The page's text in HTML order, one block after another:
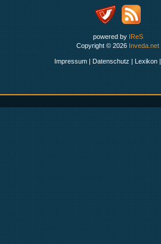
powered by IReS
Copyright © 2026 Inveda.net
Impressum | Datenschutz | Lexikon |